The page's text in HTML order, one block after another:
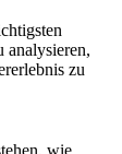
analysieren,
zu
wie